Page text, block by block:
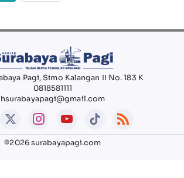
Pagi, Simo Kalangan II No. 183 K
0818581111
hsurabayapagi@gmail.com
©2026 surabayapagi.com